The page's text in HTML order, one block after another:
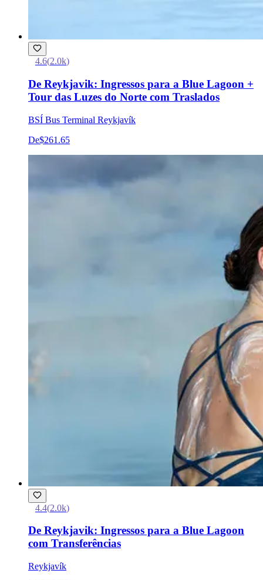
4.6(2.0k)
De Reykjavik: Ingressos para a Blue Lagoon +
Tour das Luzes do Norte com Traslados
BSÍ Bus Terminal Reykjavík
De$261.65
4.4(2.0k)
De Reykjavik: Ingressos para a Blue Lagoon
com Transferências
Reykjavík